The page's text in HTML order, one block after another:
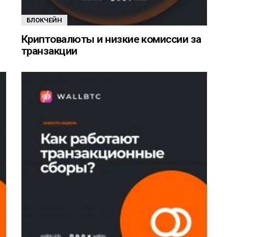
БЛОКЧЕЙН
Криптовалюты и низкие комиссии за
транзакции